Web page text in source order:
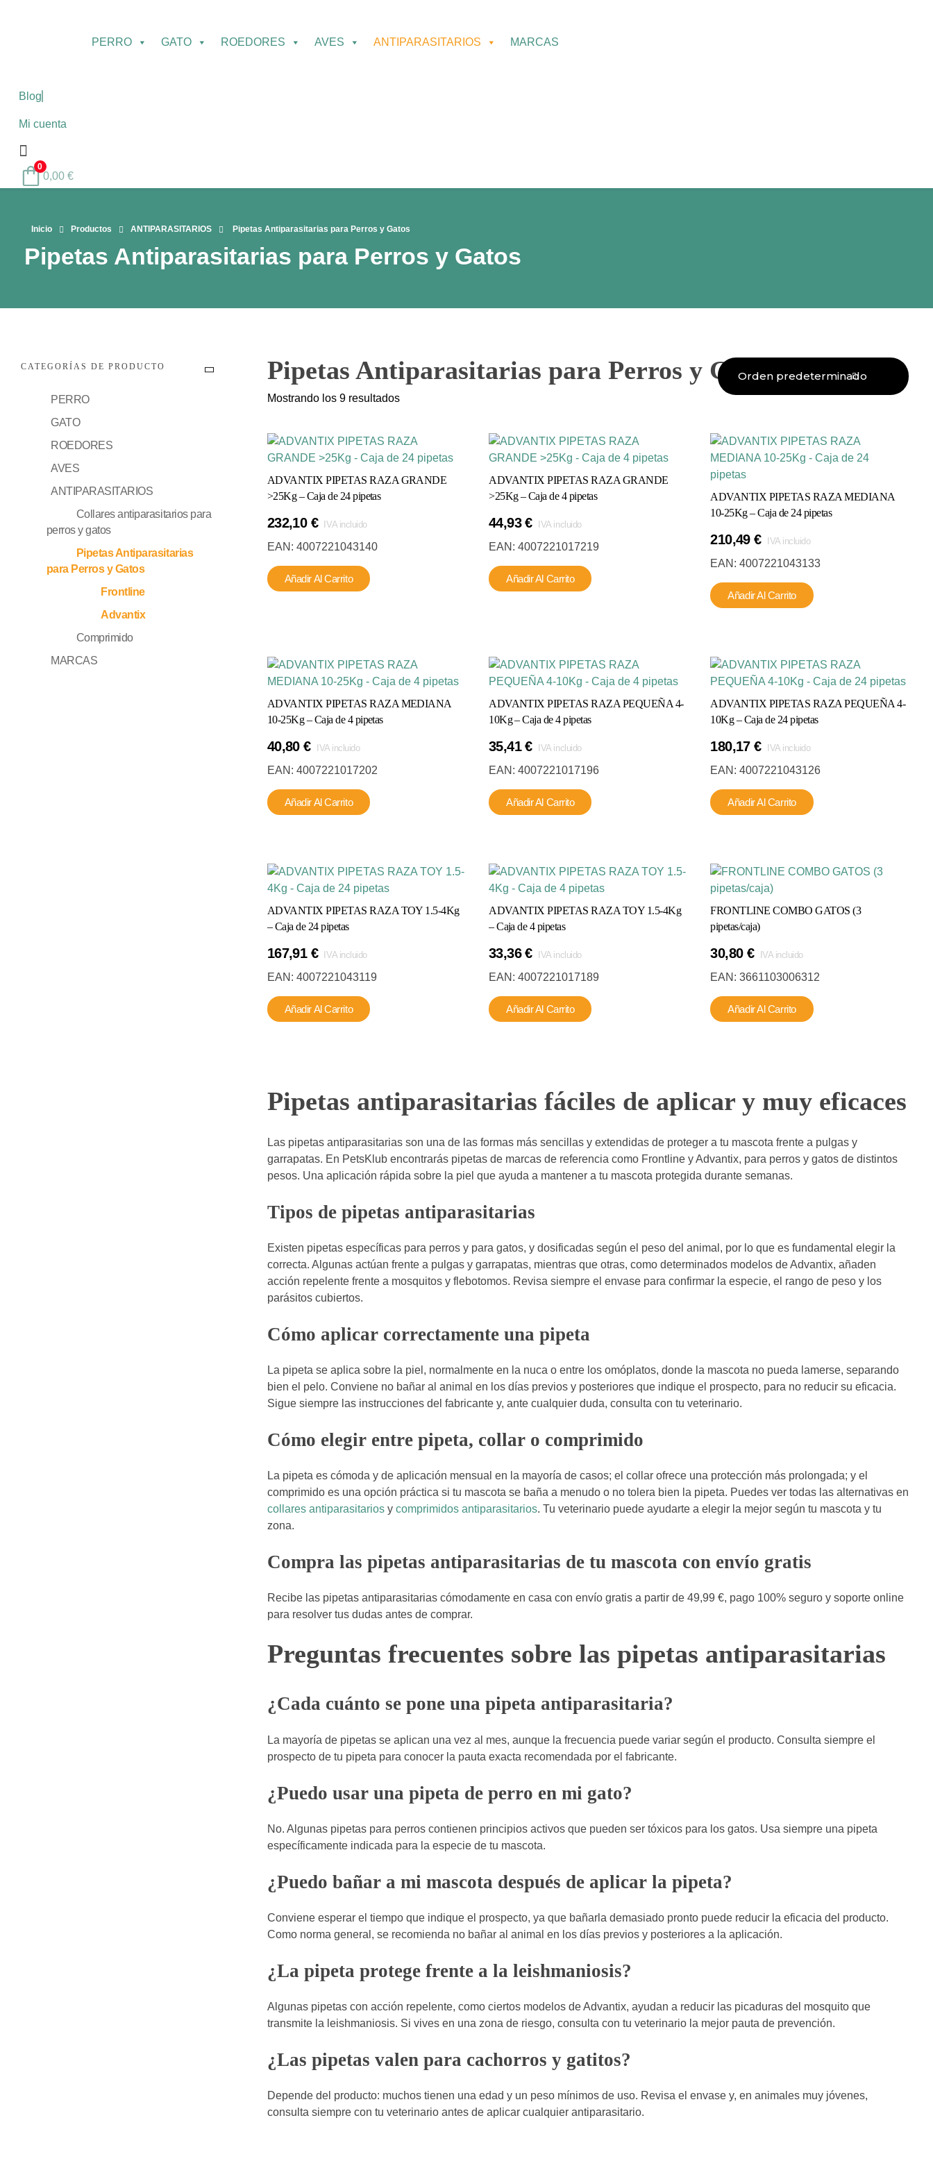
PERRO GATO ROEDORES AVES ANTIPARASITARIOS MARCAS
Blog
Mi cuenta
0
0,00 €
Inicio Productos ANTIPARASITARIOS Pipetas Antiparasitarias para Perros y Gatos
Pipetas Antiparasitarias para Perros y Gatos
Pipetas Antiparasitarias para Perros y Gatos
Mostrando los 9 resultados
ADVANTIX PIPETAS RAZA GRANDE
>25Kg – Caja de 24 pipetas
232,10 € IVA incluido
EAN: 4007221043140
Añadir Al Carrito
ADVANTIX PIPETAS RAZA GRANDE
>25Kg – Caja de 4 pipetas
44,93€ IVA incluido
EAN:4007221017219
Añadir Al Carrito
ADVANTIX PIPETAS RAZA MEDIANA
10-25Kg – Caja de 24 pipetas
210,49€ IVA incluido
EAN:4007221043133
Añadir Al Carrito
ADVANTIX PIPETAS RAZA MEDIANA
10-25Kg – Caja de 4 pipetas
40,80€ IVA incluido
EAN: 4007221017202
Añadir Al Carrito
ADVANTIX PIPETAS RAZA PEQUEÑA 4-
10Kg – Caja de 4 pipetas
35,41€ IVA incluido
EAN:4007221017196
Añadir Al Carrito
ADVANTIX PIPETAS RAZA PEQUEÑA 4-
10Kg – Caja de 24 pipetas
180,17€ IVA incluido
EAN:4007221043126
Añadir Al Carrito
ADVANTIX PIPETAS RAZA TOY 1.5-4Kg
– Caja de 24 pipetas
167,91 € IVA incluido
EAN: 4007221043119
Añadir Al Carrito
ADVANTIX PIPETAS RAZA TOY 1.5-4Kg
– Caja de 4 pipetas
33,36€ IVA incluido
EAN:4007221017189
Añadir Al Carrito
FRONTLINE COMBO GATOS (3
pipetas/caja)
30,80 € IVA incluido
EAN:3661103006312
Añadir Al Carrito
Pipetas antiparasitarias fáciles de aplicar y muy eficaces
Las pipetas antiparasitarias son una de las formas más sencillas y extendidas de proteger a tu mascota frente a pulgas y
garrapatas. En PetsKlub encontrarás pipetas de marcas de referencia como Frontline y Advantix, para perros y gatos de distintos
pesos. Una aplicación rápida sobre la piel que ayuda a mantener a tu mascota protegida durante semanas.
Tipos de pipetas antiparasitarias
Existen pipetas específicas para perros y para gatos, y dosificadas según el peso del animal, por lo que es fundamental elegir la
correcta. Algunas actúan frente a pulgas y garrapatas, mientras que otras, como determinados modelos de Advantix, añaden
acción repelente frente a mosquitos y flebotomos. Revisa siempre el envase para confirmar la especie, el rango de peso y los
parásitos cubiertos.
Cómo aplicar correctamente una pipeta
La pipeta se aplica sobre la piel, normalmente en la nuca o entre los omóplatos, donde la mascota no pueda lamerse, separando
bien el pelo. Conviene no bañar al animal en los días previos y posteriores que indique el prospecto, para no reducir su eficacia.
Sigue siempre las instrucciones del fabricante y, ante cualquier duda, consulta con tu veterinario.
Cómo elegir entre pipeta, collar o comprimido
La pipeta es cómoda y de aplicación mensual en la mayoría de casos; el collar ofrece una protección más prolongada; y el
comprimido es una opción práctica si tu mascota se baña a menudo o no tolera bien la pipeta. Puedes ver todas las alternativas en
collares antiparasitariosy comprimidos antiparasitarios. Tu veterinario puede ayudarte a elegir la mejor según tu mascota y tu
zona.
Compra las pipetas antiparasitarias de tu mascota con envío gratis
Recibe las pipetas antiparasitarias cómodamente en casa con envío gratis a partir de 49,99 €, pago 100% seguro y soporte online
para resolver tus dudas antes de comprar.
Preguntas frecuentes sobre las pipetas antiparasitarias
¿Cada cuánto se pone una pipeta antiparasitaria?
La mayoría de pipetas se aplican una vez al mes, aunque la frecuencia puede variar según el producto. Consulta siempre el
prospecto de tu pipeta para conocer la pauta exacta recomendada por el fabricante.
¿Puedo usar una pipeta de perro en mi gato?
No. Algunas pipetas para perros contienen principios activos que pueden ser tóxicos para los gatos. Usa siempre una pipeta
específicamente indicada para la especie de tu mascota.
¿Puedo bañar a mi mascota después de aplicar la pipeta?
Conviene esperar el tiempo que indique el prospecto, ya que bañarla demasiado pronto puede reducir la eficacia del producto.
Como norma general, se recomienda no bañar al animal en los días previos y posteriores a la aplicación.
¿La pipeta protege frente a la leishmaniosis?
Algunas pipetas con acción repelente, como ciertos modelos de Advantix, ayudan a reducir las picaduras del mosquito que
transmite la leishmaniosis. Si vives en una zona de riesgo, consulta con tu veterinario la mejor pauta de prevención.
¿Las pipetas valen para cachorros y gatitos?
Depende del producto: muchos tienen una edad y un peso mínimos de uso. Revisa el envase y, en animales muy jóvenes,
consulta siempre con tu veterinario antes de aplicar cualquier antiparasitario.
CATEGORÍAS DE PRODUCTO
PERRO
GATO
ROEDORES
AVES
ANTIPARASITARIOS
Collares antiparasitarios para
perros y gatos
Pipetas Antiparasitarias
para Perros y Gatos
Frontline
Advantix
Comprimido
MARCAS